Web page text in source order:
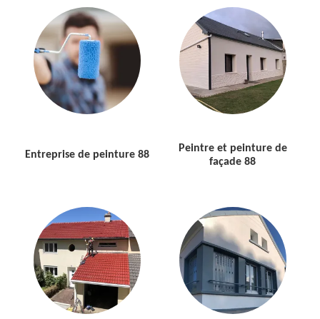
Entreprise de peinture 88
Peintre et peinture de
façade 88